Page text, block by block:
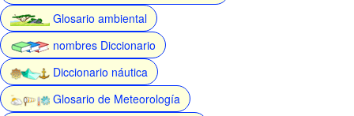
Glosario ambiental
nombres Diccionario
Diccionario náutica
Glosario de Meteorología